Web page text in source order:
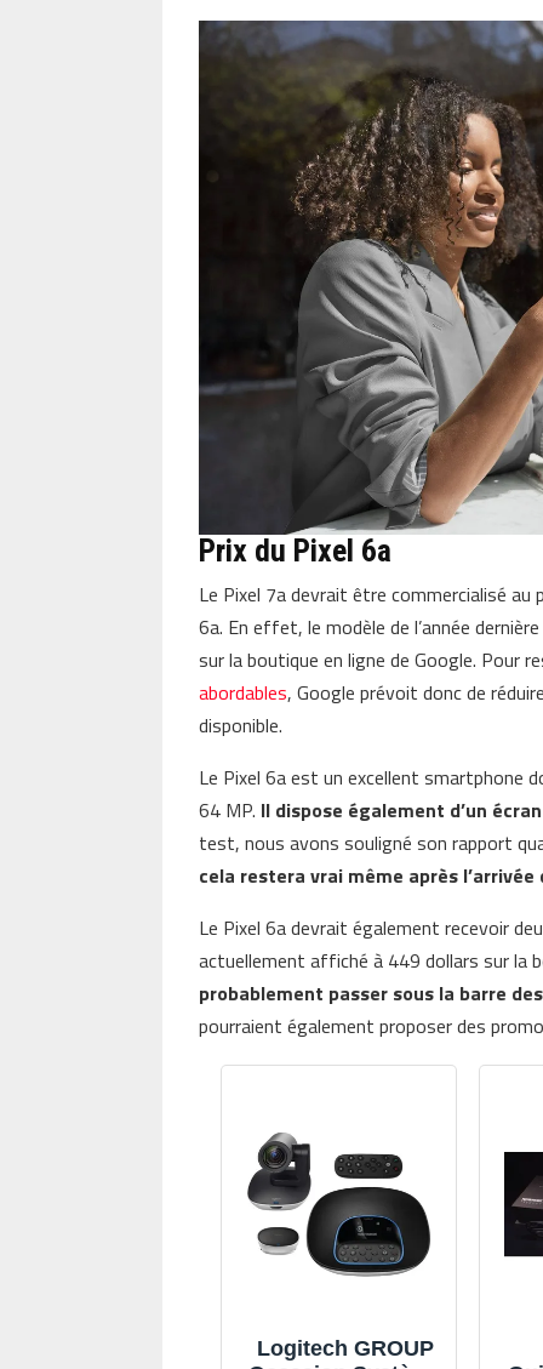
Prix du Pixel 6a
Le Pixel 7a devrait être commercialisé
6a. En effet, le modèle de l’année
sur la boutique en ligne de Google. Pour
abordables, Google prévoit donc de
disponible.
Le Pixel 6a est un excellent smartphone
64 MP. Il dispose également d’un
test, nous avons souligné son rapport
cela restera vrai même après l’arrivée
Le Pixel 6a devrait également recevoir
actuellement affiché à 449 dollars sur la
probablement passer sous la barre
pourraient également proposer des
Logitech GROUP